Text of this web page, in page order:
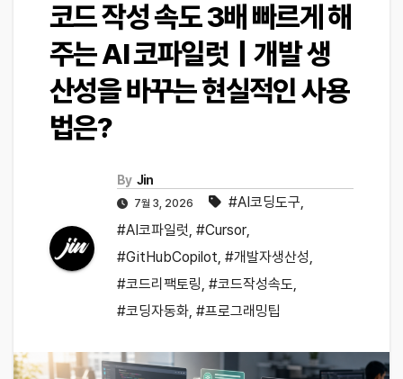
코드 작성 속도 3배 빠르게 해
주는 AI 코파일럿｜개발 생
산성을 바꾸는 현실적인 사용
법은?
By Jin
7월 3, 2026 #AI코딩도구,
#AI코파일럿, #Cursor,
#GitHubCopilot, #개발자생산성,
#코드리팩토링, #코드작성속도,
#코딩자동화, #프로그래밍팁